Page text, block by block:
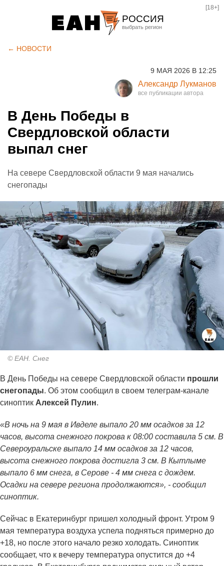
РОССИЯ
Курган
Оренбург
[18+]
← НОВОСТИ
9 МАЯ 2026 В 12:25
Александр Лукманов
В День Победы в
Свердловской области
выпал снег
На севере Свердловской области 9 мая начались
снегопады
© ЕАН. Снег
В День Победы на севере Свердловской области прошли
снегопады. Об этом сообщил в своем телеграм-канале
синоптик Алексей Пулин.
«В ночь на 9 мая в Ивделе выпало 20 мм осадков за 12
часов, высота снежного покрова к 08:00 составила 5 см. В
Североуральске выпало 14 мм осадков за 12 часов,
высота снежного покрова достигла 3 см. В Кытлыме
выпало 6 мм снега, в Серове - 4 мм снега с дождем.
Осадки на севере региона продолжаются», - сообщил
синоптик.
Сейчас в Екатеринбург пришел холодный фронт. Утром 9
мая температура воздуха успела подняться примерно до
+18, но после этого начало резко холодать. Синоптик
сообщает, что к вечеру температура опустится до +4